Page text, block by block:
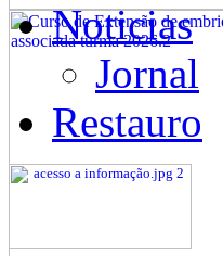
Noticias
Jornal
Restauro